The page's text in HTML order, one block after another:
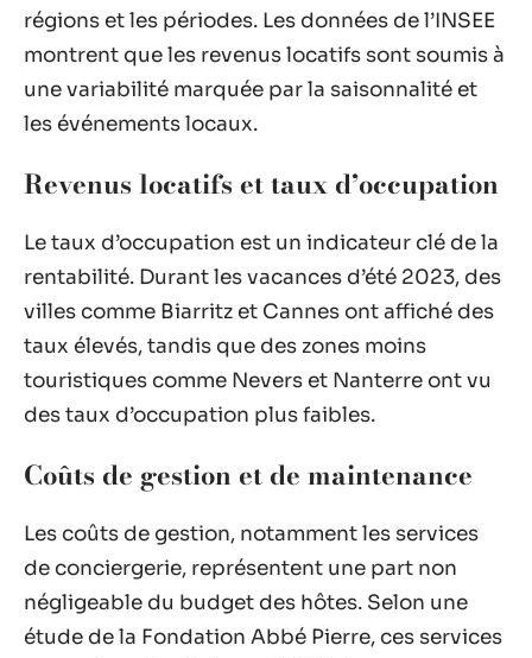
régions et les périodes. Les données de l’INSEE
montrent que les revenus locatifs sont soumis à
une variabilité marquée par la saisonnalité et
les événements locaux.
Revenus locatifs et taux d’occupation
Le taux d’occupation est un indicateur clé de la
rentabilité. Durant les vacances d’été 2023, des
villes comme Biarritz et Cannes ont affiché des
taux élevés, tandis que des zones moins
touristiques comme Nevers et Nanterre ont vu
des taux d’occupation plus faibles.
Coûts de gestion et de maintenance
Les coûts de gestion, notamment les services
de conciergerie, représentent une part non
négligeable du budget des hôtes. Selon une
étude de la Fondation Abbé Pierre, ces services